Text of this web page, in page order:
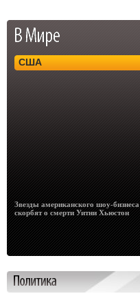
США
Звезды американского шоу-бизнеса
скорбят о смерти Уитни Хьюстон